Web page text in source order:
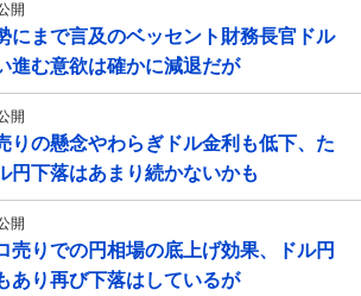
開
にまで言及のベッセント財務長官ドル
進む意欲は確かに減退だが
開
りの懸念やわらぎドル金利も低下、た
円下落はあまり続かないかも
開
売りでの円相場の底上げ効果、ドル円
あり再び下落はしているが